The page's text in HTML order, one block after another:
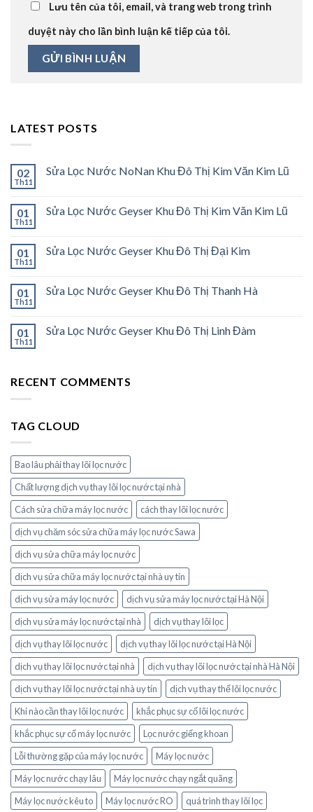
Lưu tên của tôi, email, và trang web trong trình
duyệt này cho lần bình luận kế tiếp của tôi.
LATEST POSTS
02
Th11
Sửa Lọc Nước NoNan Khu Đô Thị Kim Văn Kim Lũ
01
Th11
Sửa Lọc Nước Geyser Khu Đô Thị Kim Văn Kim Lũ
01
Th11
Sửa Lọc Nước Geyser Khu Đô Thị Đại Kim
01
Th11
Sửa Lọc Nước Geyser Khu Đô Thị Thanh Hà
01
Th11
Sửa Lọc Nước Geyser Khu Đô Thị Linh Đàm
RECENT COMMENTS
TAG CLOUD
Bao lâu phải thay lõi lọc nước
Chất lượng dịch vụ thay lõi lọc nước tại nhà
Cách sửa chữa máy lọc nước
cách thay lõi lọc nước
dịch vụ chăm sóc sửa chữa máy lọc nước Sawa
dịch vụ sửa chữa máy lọc nước
dịch vụ sửa chữa máy lọc nước tại nhà uy tín
dịch vụ sửa máy lọc nước
dịch vụ sửa máy lọc nước tại Hà Nội
dịch vụ sửa máy lọc nước tại nhà
dịch vụ thay lõi lọc
dịch vụ thay lõi lọc nước
dịch vụ thay lõi lọc nước tại Hà Nội
dịch vụ thay lõi lọc nước tại nhà
dịch vụ thay lõi lọc nước tại nhà Hà Nội
dịch vụ thay lõi lọc nước tại nhà uy tín
dịch vụ thay thế lõi lọc nước
Khi nào cần thay lõi lọc nước
khắc phục sự cố lõi lọc nước
khắc phục sự cố máy lọc nước
Lọc nước giếng khoan
Lỗi thường gặp của máy lọc nước
Máy lọc nước
Máy lọc nước chạy lâu
Máy lọc nước chạy ngắt quãng
Máy lọc nước kêu to
Máy lọc nước RO
quá trình thay lõi lọc